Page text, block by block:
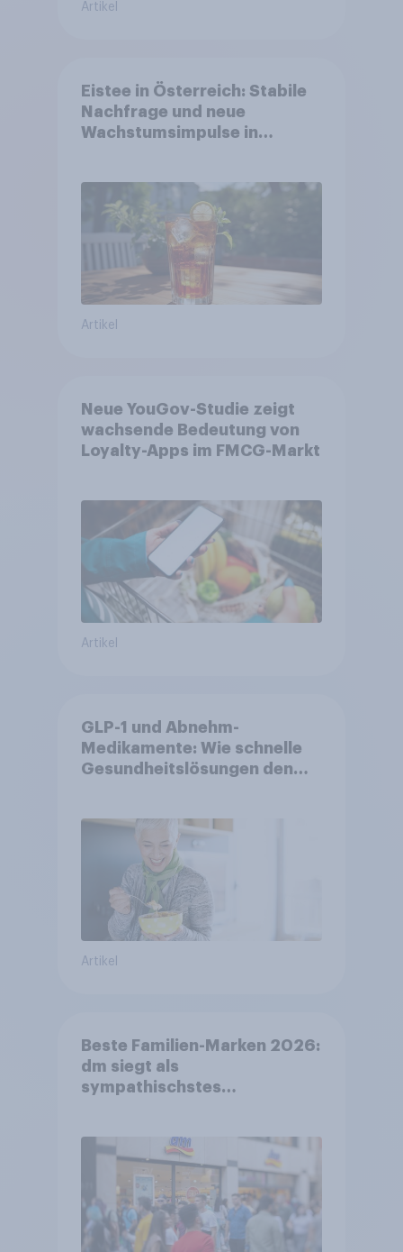
Artikel
Eistee in Österreich: Stabile
Nachfrage und neue
Wachstumsimpulse in
Artikel
Neue YouGov-Studie zeigt
wachsende Bedeutung von
Loyalty-Apps im FMCG-Markt
Artikel
GLP-1 und Abnehm-
Medikamente: Wie schnelle
Gesundheitslösungen den
Artikel
Beste Familien-Marken 2026:
dm siegt als
sympathischstes